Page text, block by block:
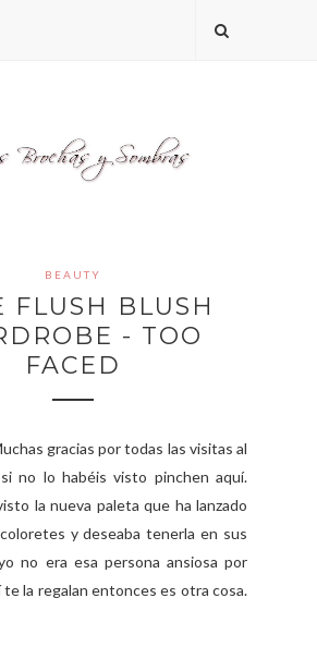
BEAUTY
FLUSH BLUSH
- TOO
FACED
gracias por todas las visitas al
no lo habéis visto pinchen aquí.
la nueva paleta que ha lanzado
y deseaba tenerla en sus
no era esa persona ansiosa por
la regalan entonces es otra cosa.